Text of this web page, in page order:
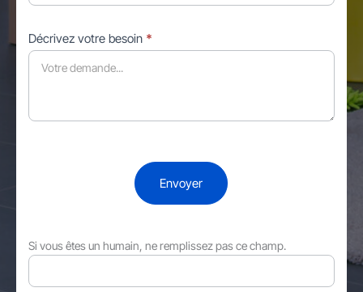
Décrivez votre besoin *
Envoyer
Si vous êtes un humain, ne remplissez pas ce champ.